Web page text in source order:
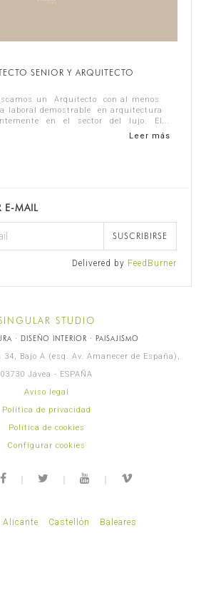
SENIOR Y ARQUITECTO
un Arquitecto con al menos
laboral demostrable en arquitectura
en el sector del lujo. El
Leer más
E-MAIL
SUSCRIBIRSE
Delivered by FeedBurner
STUDIO
· DISEÑO INTERIOR · PAISAJISMO
Bajo A (esq. Av. Amanecer de España),
03730 Jávea - ESPAÑA
Aviso legal
Política de privacidad
Política de cookies
Configurar cookies
Alicante Castellón Baleares